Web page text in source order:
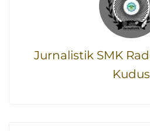
Jurnalistik SMK
Kudus